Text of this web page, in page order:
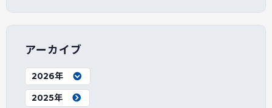
アーカイブ
2026年
2025年